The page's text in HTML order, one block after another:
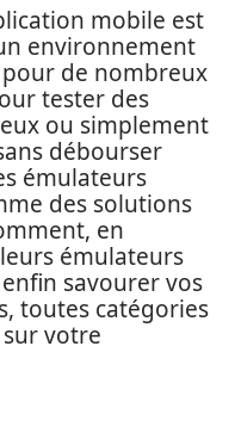
mobile est
environnement
pour de nombreux
tester des
ou simplement
débourser
émulateurs
des solutions
en
émulateurs
savourer vos
toutes catégories
votre